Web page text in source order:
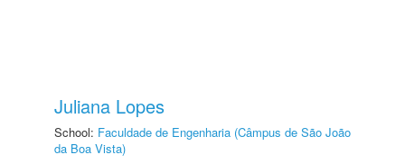
Juliana Lopes
School: Faculdade de Engenharia (Câmpus de São João
da Boa Vista)